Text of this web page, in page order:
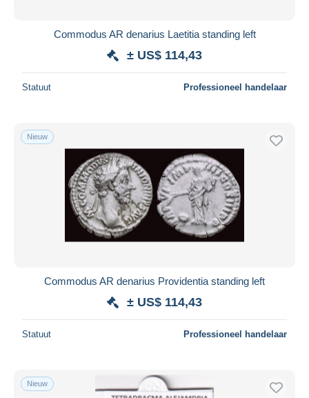
Commodus AR denarius Laetitia standing left
± US$ 114,43
Statuut Professioneel handelaar
Nieuw
Commodus AR denarius Providentia standing left
± US$ 114,43
Statuut Professioneel handelaar
Nieuw